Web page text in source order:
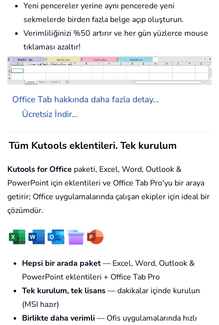
Yeni pencereler yerine aynı pencerede yeni
sekmelerde birden fazla belge açıp oluşturun.
Verimliliğinizi %50 artırır ve her gün yüzlerce mouse
tıklaması azaltır!
Office Tab hakkında daha fazla detay...
Ücretsiz İndir...
Tüm Kutools eklentileri. Tek kurulum
Kutools for Office paketi, Excel, Word, Outlook &
PowerPoint için eklentileri ve Office Tab Pro'yu bir araya
getirir; Office uygulamalarında çalışan ekipler için ideal bir
çözümdür.
Hepsi bir arada paket— Excel, Word, Outlook &
PowerPoint eklentileri + Office Tab Pro
Tek kurulum, tek lisans— dakikalar içinde kurulun
(MSI hazır)
Birlikte daha verimli — Ofis uygulamalarında hızlı